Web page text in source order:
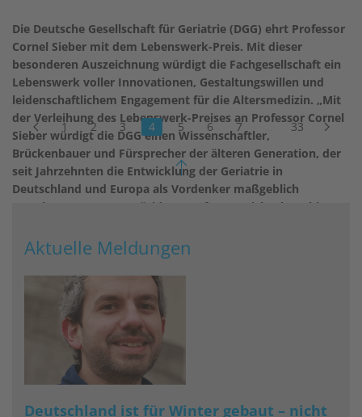
Die Deutsche Gesellschaft für Geriatrie (DGG) ehrt Professor
Cornel Sieber mit dem Lebenswerk-Preis. Mit dieser
besonderen Auszeichnung würdigt die Fachgesellschaft ein
Lebenswerk voller Innovationen, Gestaltungswillen und
leidenschaftlichem Engagement für die Altersmedizin. „Mit
der Verleihung des Lebenswerk-Preises an Professor Cornel
Sieber würdigt die DGG einen Wissenschaftler,
Brückenbauer und Fürsprecher der älteren Generation, der
seit Jahrzehnten die Entwicklung der Geriatrie in
Deutschland und Europa als Vordenker maßgeblich
gestaltet“, sagt DGG-Präsident Professor Michael Denkinger
stattfindenden Geriatrie-Kongress. Preisträger Sieber war
unter anderem acht Jahre Präsident der renommierten
European Academy for Medicine of Ageing (EAMA), aus der
viele international führende Geriaterinnen und Geriater
hervorgingen.
weiterlesen
1 2 3 4 5 6 7 … 33
Aktuelle Meldungen
Deutschland ist für Winter gebaut – nicht